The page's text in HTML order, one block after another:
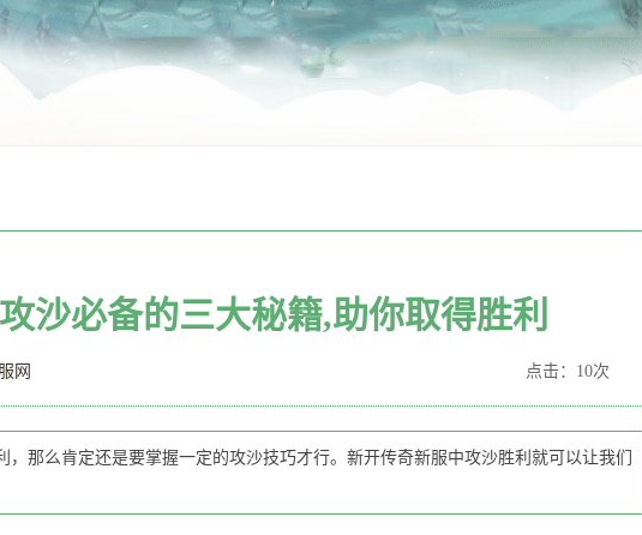
沙必备的三大秘籍,助你取得胜利
点击：10次
网
那么肯定还是要掌握一定的攻沙技巧才行。新开传奇新服中攻沙胜利就可以让我们